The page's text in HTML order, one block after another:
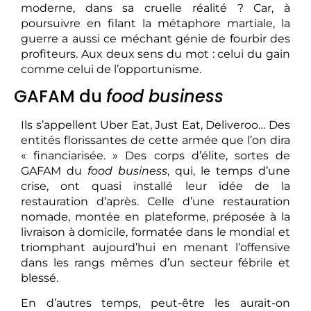
moderne, dans sa cruelle réalité ? Car, à
poursuivre en filant la métaphore martiale, la
guerre a aussi ce méchant génie de fourbir des
profiteurs. Aux deux sens du mot : celui du gain
comme celui de l’opportunisme.
GAFAM du food business
Ils s’appellent Uber Eat, Just Eat, Deliveroo… Des
entités florissantes de cette armée que l’on dira
« financiarisée. » Des corps d’élite, sortes de
GAFAM du food business, qui, le temps d’une
crise, ont quasi installé leur idée de la
restauration d’après. Celle d’une restauration
nomade, montée en plateforme, préposée à la
livraison à domicile, formatée dans le mondial et
triomphant aujourd’hui en menant l’offensive
dans les rangs mêmes d’un secteur fébrile et
blessé.
En d’autres temps, peut-être les aurait-on